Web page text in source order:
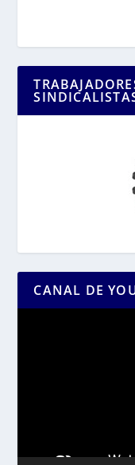
CANAL DE